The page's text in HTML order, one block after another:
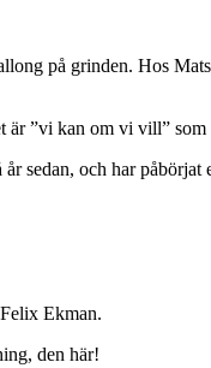
på grinden. Hos
”vi kan om vi vill”
sedan, och har
Ekman.
den här!